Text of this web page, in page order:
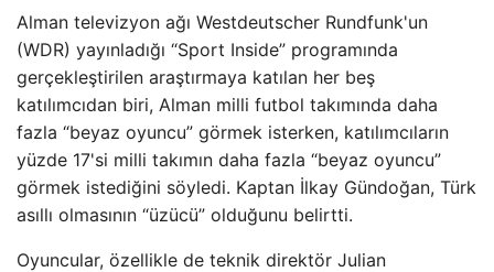
Alman televizyon ağı Westdeutscher Rundfunk'un
(WDR) yayınladığı “Sport Inside” programında
gerçekleştirilen araştırmaya katılan her beş
katılımcıdan biri, Alman milli futbol takımında daha
fazla “beyaz oyuncu” görmek isterken, katılımcıların
yüzde 17'si milli takımın daha fazla “beyaz oyuncu”
görmek istediğini söyledi. Kaptan İlkay Gündoğan, Türk
asıllı olmasının “üzücü” olduğunu belirtti.
Oyuncular, özellikle de teknik direktör Julian